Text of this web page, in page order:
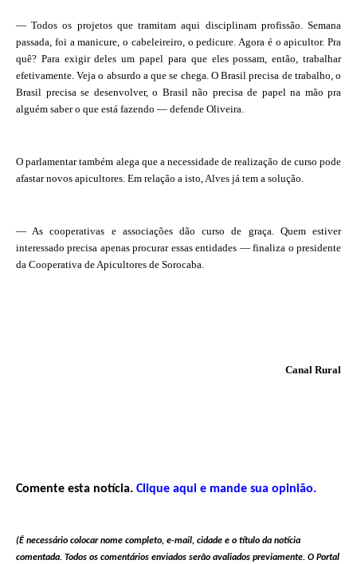
— Todos os projetos que tramitam aqui disciplinam profissão. Semana
passada, foi a manicure, o cabeleireiro, o pedicure. Agora é o apicultor. Pra
quê? Para exigir deles um papel para que eles possam, então, trabalhar
efetivamente. Veja o absurdo a que se chega. O Brasil precisa de trabalho, o
Brasil precisa se desenvolver, o Brasil não precisa de papel na mão pra
alguém saber o que está fazendo — defende Oliveira.
O parlamentar também alega que a necessidade de realização de curso pode
afastar novos apicultores. Em relação a isto, Alves já tem a solução.
— As cooperativas e associações dão curso de graça. Quem estiver
interessado precisa apenas procurar essas entidades — finaliza o presidente
da Cooperativa de Apicultores de Sorocaba.
Canal Rural
Comente esta notícia. Clique aqui e mande sua opinião.
(É necessário colocar nome completo, e-mail, cidade e o título da notícia
comentada. Todos os comentários enviados serão avaliados previamente. O Portal